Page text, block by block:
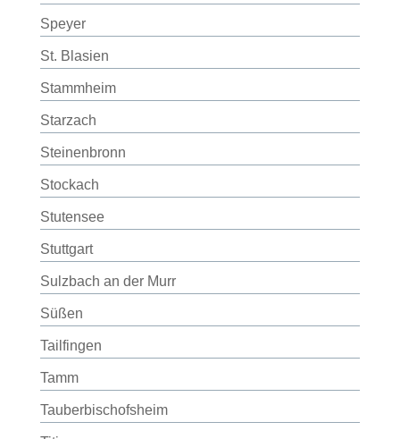
Speyer
St. Blasien
Stammheim
Starzach
Steinenbronn
Stockach
Stutensee
Stuttgart
Sulzbach an der Murr
Süßen
Tailfingen
Tamm
Tauberbischofsheim